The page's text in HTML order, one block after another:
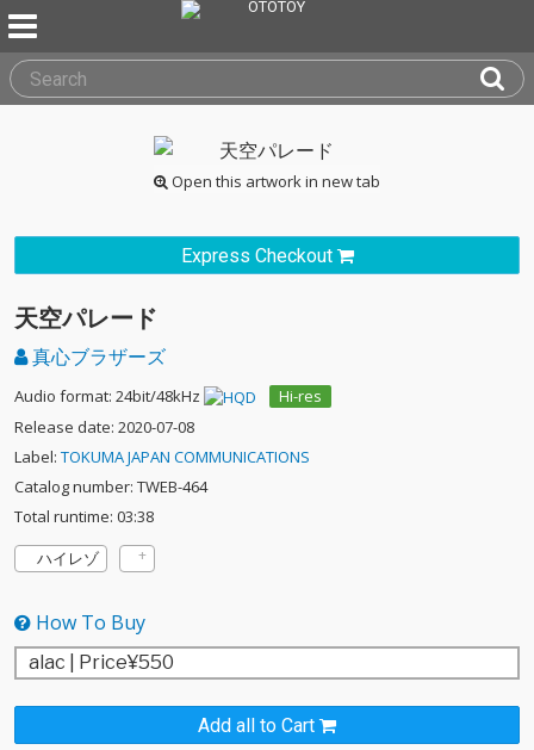
Open this artwork in new tab
Express Checkout
天空パレード
真心ブラザーズ
Audio format: 24bit/48kHz
Hi-res
Release date: 2020-07-08
Label: TOKUMA JAPAN COMMUNICATIONS
Catalog number: TWEB-464
Total runtime: 03:38
ハイレゾ
How To Buy
Add all to Cart